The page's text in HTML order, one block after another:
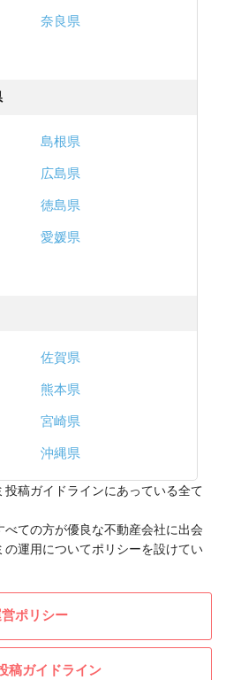
奈良県
島根県
広島県
徳島県
愛媛県
佐賀県
熊本県
宮崎県
沖縄県
稿ガイドラインにあっている全て
ての方が優良な不動産会社に出会
の運用についてポリシーを設けてい
ポリシー
稿ガイドライン